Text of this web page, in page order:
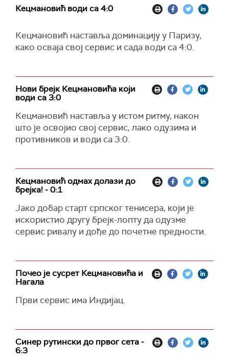
Кецмановић води са 4:0
Кецмановић наставља доминацију у Паризу,
како осваја свој сервис и сада води са 4:0.
Нови брејк Кецмановића који
води са 3:0
Кецмановић наставља у истом ритму, након
што је освојио свој сервис, лако одузима и
противников и води са 3:0.
Кецмановић одмах долази до
брејка! - 0:1
Јако добар старт српског тенисера, који је
искористио другу брејк-лопту да одузме
сервис ривалу и дође до почетне предности.
Почео је сусрет Кецмановића и
Нагала
Први сервис има Индијац.
Синер рутински до првог сета -
6:3